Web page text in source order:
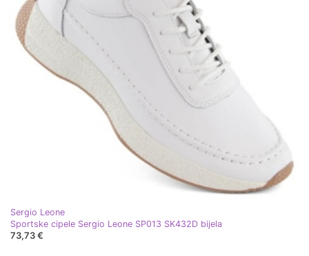
Sergio Leone
Sportske cipele Sergio Leone SP013 SK432D bijela
73,73 €